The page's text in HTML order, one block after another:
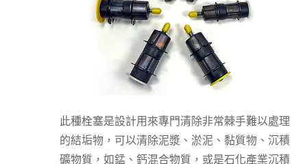
此種栓塞是設計用來專門清除非常棘手難以處理
的結垢物，可以清除泥漿、淤泥、黏質物、沉積
礦物質，如錳、鈣混合物質，或是石化產業沉積